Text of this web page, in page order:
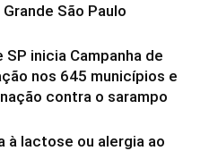
São Paulo
SP inicia Campanha de
nos 645 municípios e
contra o sarampo
à lactose ou alergia ao